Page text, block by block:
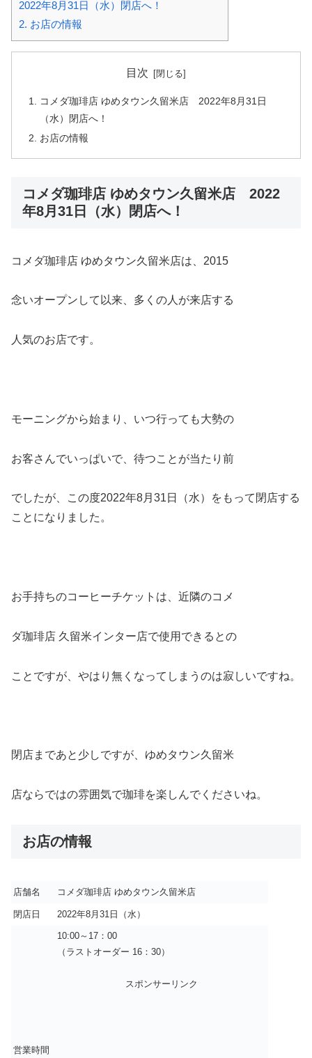
2022年8月31日（水）閉店へ！
2. お店の情報
目次
コメダ珈琲店 ゆめタウン久留米店 2022年8月31日
（水）閉店へ！
お店の情報
コメダ珈琲店 ゆめタウン久留米店 2022
年8月31日（水）閉店へ！
コメダ珈琲店 ゆめタウン久留米店は、2015
念いオープンして以来、多くの人が来店する
人気のお店です。
モーニングから始まり、いつ行っても大勢の
お客さんでいっぱいで、待つことが当たり前
でしたが、この度2022年8月31日（水）をもって閉店する
ことになりました。
お手持ちのコーヒーチケットは、近隣のコメ
ダ珈琲店 久留米インター店で使用できるとの
ことですが、やはり無くなってしまうのは寂しいですね。
閉店まであと少しですが、ゆめタウン久留米
店ならではの雰囲気で珈琲を楽しんでくださいね。
お店の情報
店舗名 コメダ珈琲店 ゆめタウン久留米店
閉店日 2022年8月31日（水）
営業時間
10:00～17：00
（ラストオーダー 16：30）
スポンサーリンク